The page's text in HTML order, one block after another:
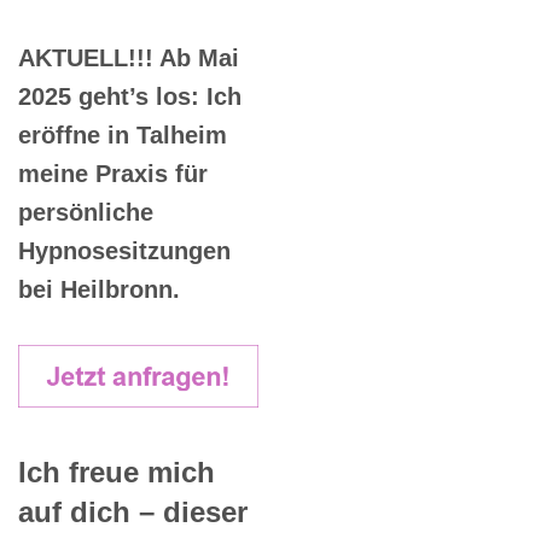
AKTUELL!!! Ab Mai
2025 geht’s los: Ich
eröffne in Talheim
meine Praxis für
persönliche
Hypnosesitzungen
bei Heilbronn.
Ich freue mich
auf dich – dieser